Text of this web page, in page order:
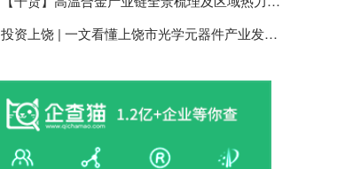
投资上饶 | 一文看懂上饶市光学元器件产业发展现状与投资机会前瞻